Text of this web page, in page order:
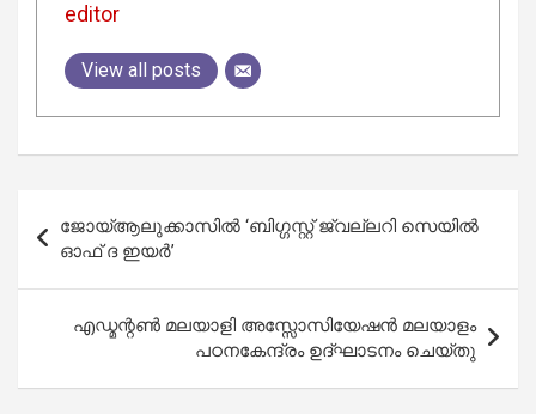
editor
View all posts
navigation
ജോയ്ആലുക്കാസിൽ ‘ബിഗ്ഗസ്റ്റ‌് ജ്വല്ലറി സെയിൽ
ഓഫ് ദ ഇയർ’
എഡ്മന്റൺ മലയാളി അസ്സോസിയേഷൻ മലയാളം
പഠനകേന്ദ്രം ഉദ്ഘാടനം ചെയ്തു